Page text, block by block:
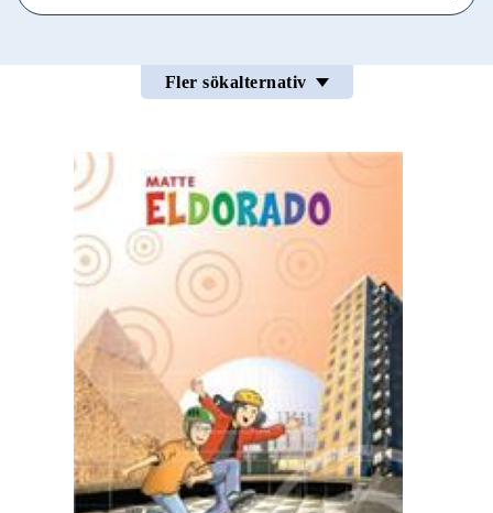
Fler sökalternativ